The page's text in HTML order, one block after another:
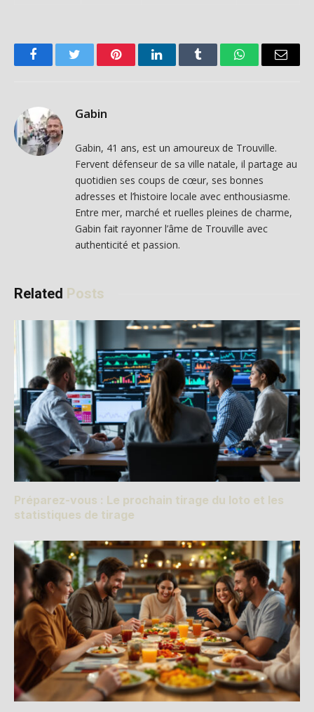
FacebookTwitter PinterestLinkedInTumblr WhatsAppEmail
Gabin
Gabin, 41 ans, est un amoureux de Trouville.
Fervent défenseur de sa ville natale, il partage au
quotidien ses coups de cœur, ses bonnes
adresses et l’histoire locale avec enthousiasme.
Entre mer, marché et ruelles pleines de charme,
Gabin fait rayonner l’âme de Trouville avec
authenticité et passion.
Related Posts
Préparez-vous : Le prochain tirage du loto et les
statistiques de tirage